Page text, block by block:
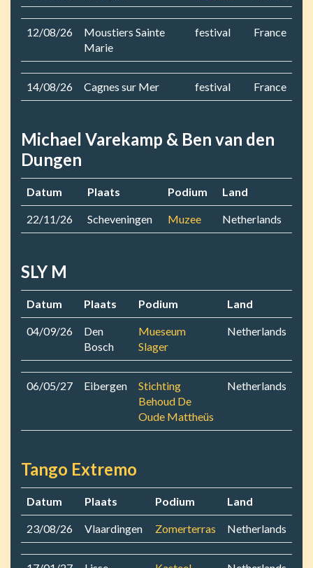
12/08/26
Moustiers Sainte
Marie
festival France
14/08/26 Cagnes sur Mer festival France
Michael Varekamp & Ben van den
Dungen
Datum Plaats Podium Land
22/11/26 Scheveningen Muzee Netherlands
SLY M
Datum Plaats Podium Land
04/09/26
Den
Bosch
Mueseum
Slager
Netherlands
06/05/27 Eibergen
Stichting
Behoud De
Oude Mattheüs
Netherlands
Tango Extremo
Datum Plaats Podium Land
23/08/26 Vlaardingen Zomerterras Netherlands